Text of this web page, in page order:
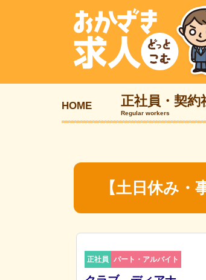
HOME 正社員・契約
Regular workers
【土日休み
正社員 パート・アルバイト